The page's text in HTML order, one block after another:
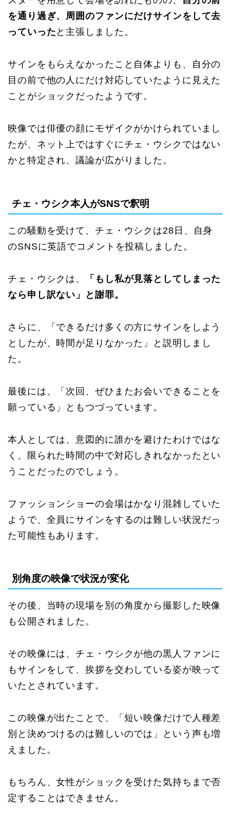
を通り過ぎ、周囲のファンにだけサインをして去
っていった と主張しました。
サインをもらえなかったこと自体よりも、自分の
目の前で他の人にだけ対応していたように見えた
ことがショックだったようです。
映像では俳優の顔にモザイクがかけられていまし
たが、ネット上ではすぐにチェ・ウシクではない
かと特定され、議論が広がりました。
チェ・ウシク本人がSNSで釈明
この騒動を受けて、チェ・ウシクは28日、自身
のSNSに英語でコメントを投稿しました。
チェ・ウシクは、
「もし私が見落としてしまった
なら申し訳ない」と謝罪。
さらに、「できるだけ多くの方にサインをしよう
としたが、時間が足りなかった」と説明しまし
た。
最後には、「次回、ぜひまたお会いできることを
願っている」ともつづっています。
本人としては、意図的に誰かを避けたわけではな
く、限られた時間の中で対応しきれなかったとい
うことだったのでしょう。
ファッションショーの会場はかなり混雑していた
ようで、全員にサインをするのは難しい状況だっ
た可能性もあります。
別角度の映像で状況が変化
その後、当時の現場を別の角度から撮影した映像
も公開されました。
その映像には、チェ・ウシクが他の黒人ファンに
もサインをして、挨拶を交わしている姿が映って
いたとされています。
この映像が出たことで、「短い映像だけで人種差
別と決めつけるのは難しいのでは」という声も増
えました。
もちろん、女性がショックを受けた気持ちまで否
定することはできません。